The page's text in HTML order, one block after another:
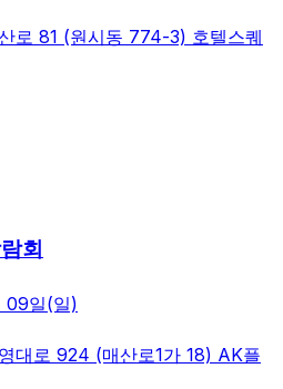
로 81 (원시동 774-3) 호텔스퀘
회
일(일)
대로 924 (매산로1가 18) AK플